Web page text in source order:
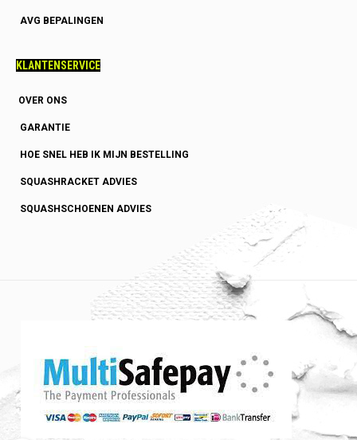
AVG BEPALINGEN
KLANTENSERVICE
OVER ONS
GARANTIE
HOE SNEL HEB IK MIJN BESTELLING
SQUASHRACKET ADVIES
SQUASHSCHOENEN ADVIES